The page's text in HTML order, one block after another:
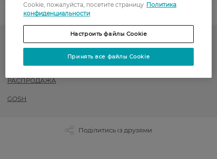
Код товара
Помады
Декоративная косметика
РАСПРОДАЖА
GOSH
Поділитись із друзями
Cookie, пожалуйста, посетите страницу Политика
конфиденциальности
Настроить файлы Cookie
Принять все файлы Cookie